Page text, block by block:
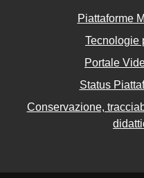
Piattaforme
Tecnologie
Portale
Status
Conservazione,